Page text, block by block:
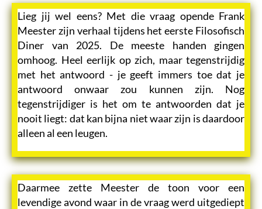
Lieg jij wel eens? Met die vraag opende Frank
Meester zijn verhaal tijdens het eerste Filosofisch
Diner van 2025. De meeste handen gingen
omhoog. Heel eerlijk op zich, maar tegenstrijdig
met het antwoord - je geeft immers toe dat je
antwoord onwaar zou kunnen zijn. Nog
tegenstrijdiger is het om te antwoorden dat je
nooit liegt: dat kan bijna niet waar zijn is daardoor
alleen al een leugen.
Daarmee zette Meester de toon voor een
levendige avond waar in de vraag werd uitgediept